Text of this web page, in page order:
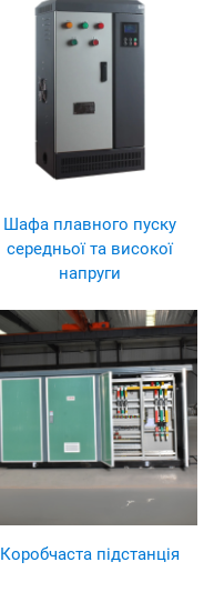
Шафа плавного пуску
середньої та високої
напруги
Коробчаста підстанція